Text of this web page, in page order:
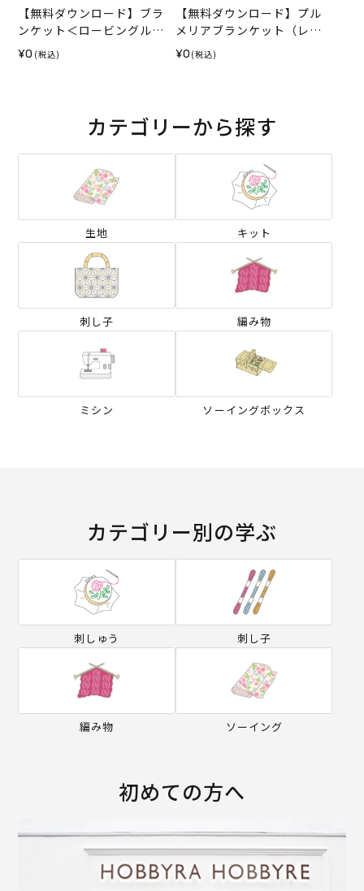
【無料ダウンロード】ブラ
ンケット＜ロービングルル
＞（レシピ）
¥0 (税込)
【無料ダウンロード】プル
メリアブランケット（レシ
ピ）
¥0 (税込)
カテゴリーから探す
生地 キット
刺し子 編み物
ミシン ソーイングボックス
カテゴリー別の学ぶ
刺しゅう 刺し子
編み物 ソーイング
初めての方へ